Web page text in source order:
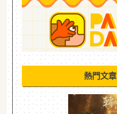
熱門文章